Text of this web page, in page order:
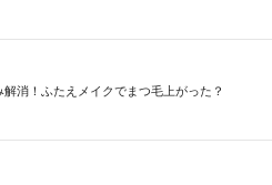
消！ふたえメイクでまつ毛上がった？